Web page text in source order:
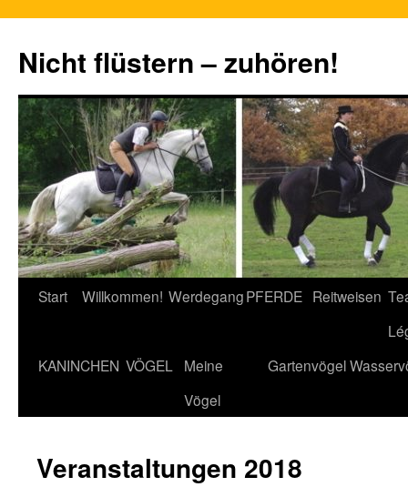
Nicht flüstern – zuhören!
Zum
springen
Start Willkommen! WerdegangPFERDE Reitweisen
KANINCHEN VÖGEL
Meine
Vögel
Gartenvögel
Veranstaltungen 2018